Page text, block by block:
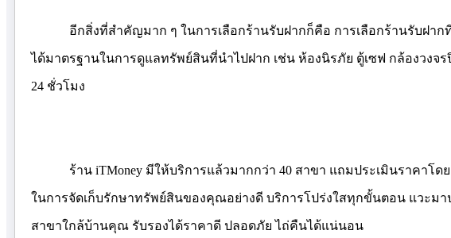
อีกสิ่งที่สำคัญมาก ๆ ในการเลือกร้านรับฝากก็คือ การเลือกร้านรับฝา
ได้มาตรฐานในการดูแลทรัพย์สินที่นำไปฝาก เช่น ห้องนิรภัย ตู้เซฟ กล้องวงจ
24 ชั่วโมง
ร้าน iTMoney มีให้บริการแล้วมากกว่า 40 สาขา แถมประเมินราคาโ
ในการจัดเก็บรักษาทรัพย์สินของคุณอย่างดี บริการโปร่งใสทุกขั้นตอน แวะมา
สาขาใกล้บ้านคุณ รับรองได้ราคาดี ปลอดภัย ไถ่คืนได้แน่นอน